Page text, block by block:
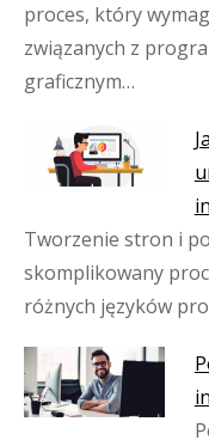
proces, który
związanych z
graficznym…
Tworzenie stron i
skomplikowany
różnych języków